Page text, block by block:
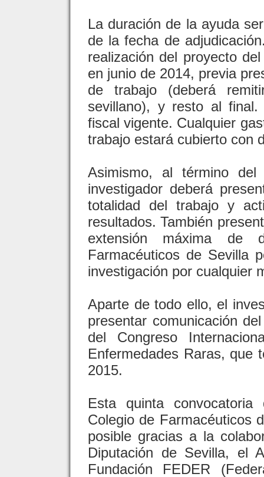
La duración de la ayuda
de la fecha de
realización del proyecto
en junio de 2014, previa
de trabajo (deberá
sevillano), y resto al
fiscal vigente. Cualquier
trabajo estará cubierto con
Asimismo, al término
investigador deberá
totalidad del trabajo y
resultados. También
extensión máxima
Farmacéuticos de Sevilla
investigación por cualquier
Aparte de todo ello, el
presentar comunicación
del Congreso
Enfermedades Raras, que
2015.
Esta quinta
Colegio de Farmacéuticos
posible gracias a la
Diputación de Sevilla, el
Fundación FEDER